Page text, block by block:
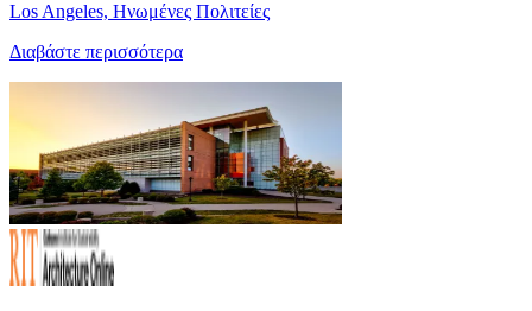
Los Angeles, Ηνωμένες Πολιτείες
Διαβάστε περισσότερα